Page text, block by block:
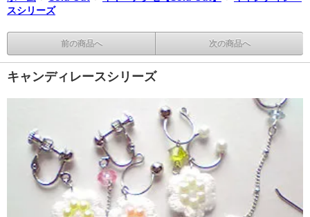
スシリーズ
前の商品へ 次の商品へ
キャンディレースシリーズ